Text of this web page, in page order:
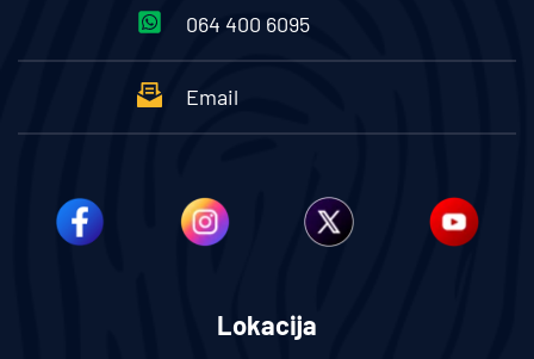
064 400 6095
Email
Lokacija